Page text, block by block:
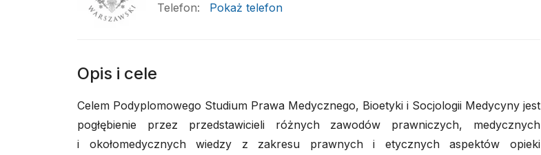
Telefon: Pokaż telefon
Opis i cele
Celem Podyplomowego Studium Prawa Medycznego, Bioetyki i Socjologii Medycyny jest
pogłębienie przez przedstawicieli różnych zawodów prawniczych, medycznych
i okołomedycznych wiedzy z zakresu prawnych i etycznych aspektów opieki